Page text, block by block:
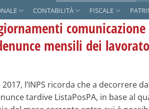
CONTABILITÀ FISCALE
mensili dei
l’INPS ricorda che a decorrere
tardive ListaPosPA, in base al